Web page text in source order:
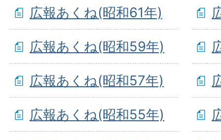
広報あくね(昭和61年)
広報あくね(昭和59年)
広報あくね(昭和57年)
広報あくね(昭和55年)